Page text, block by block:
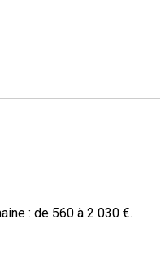
: de 560 à 2 030 €.